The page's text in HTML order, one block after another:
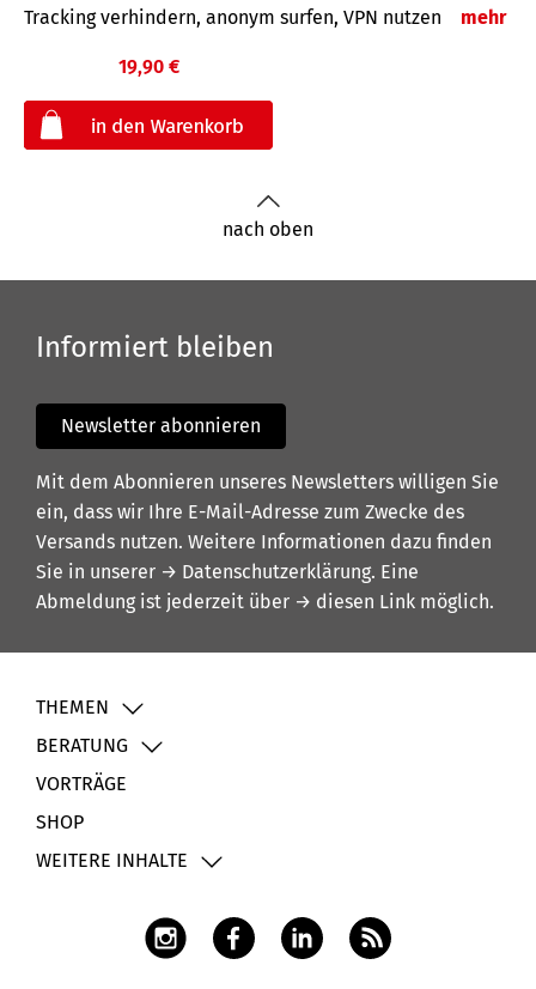
Tracking verhindern, anonym surfen, VPN nutzen mehr
19,90 €
nach oben
Informiert bleiben
Newsletter abonnieren
Mit dem Abonnieren unseres Newsletters willigen Sie
ein, dass wir Ihre E-Mail-Adresse zum Zwecke des
Versands nutzen. Weitere Informationen dazu finden
Sie in unserer → Datenschutzerklärung. Eine
Abmeldung ist jederzeit über → diesen Link möglich.
THEMEN
BERATUNG
VORTRÄGE
SHOP
WEITERE INHALTE